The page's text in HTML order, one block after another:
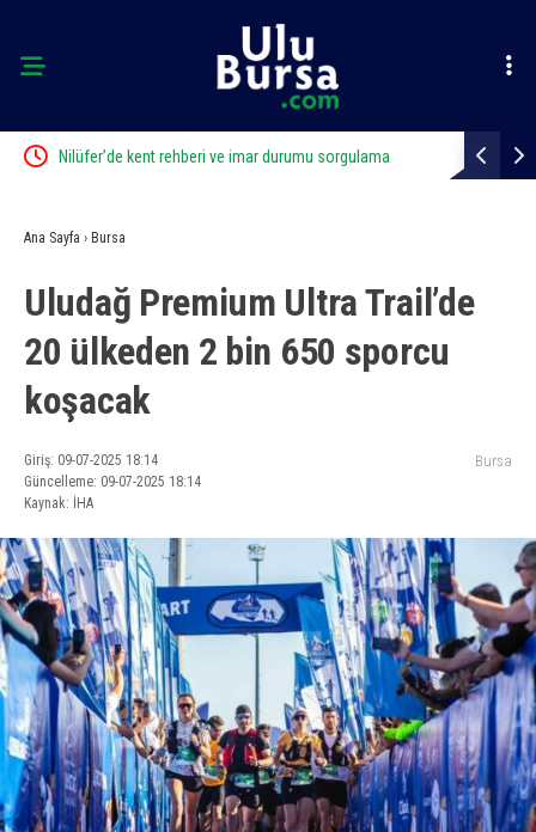
Nilüfer’de kent rehberi ve imar durumu sorgulama Depoda
Ana Sayfa › Bursa
Uludağ Premium Ultra Trail’de
20 ülkeden 2 bin 650 sporcu
koşacak
Giriş: 09-07-2025 18:14
Güncelleme: 09-07-2025 18:14
Kaynak: İHA
Bursa